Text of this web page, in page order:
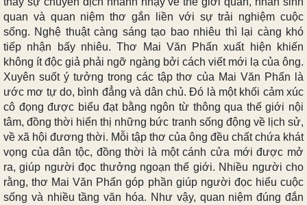
quan và quan niệm thơ gắn liền với sự trải nghiệm cuộc
sống. Nghệ thuật càng sáng tạo bao nhiêu thì lại càng khó
tiếp nhận bấy nhiêu. Thơ Mai Văn Phấn xuất hiện khiến
không ít độc giả phải ngỡ ngàng bởi cách viết mới lạ của ông.
Xuyên suốt ý tưởng trong các tập thơ của Mai Văn Phấn là
ước mơ tự do, bình đẳng và dân chủ. Đó là một khối cảm xúc
cô đọng được biểu đạt bằng ngôn từ thông qua thế giới nội
tâm, đồng thời hiển thị những bức tranh sống động về lịch sử,
về xã hội đương thời. Mỗi tập thơ của ông đều chất chứa khát
vọng của dân tộc, đồng thời là một cánh cửa mới được mở
ra, giúp người đọc thưởng ngoạn thế giới. Nhiều người cho
rằng, thơ Mai Văn Phấn góp phần giúp người đọc hiểu cuộc
sống và nhiều tầng văn hóa. Như vậy, quan niệm đúng đắn